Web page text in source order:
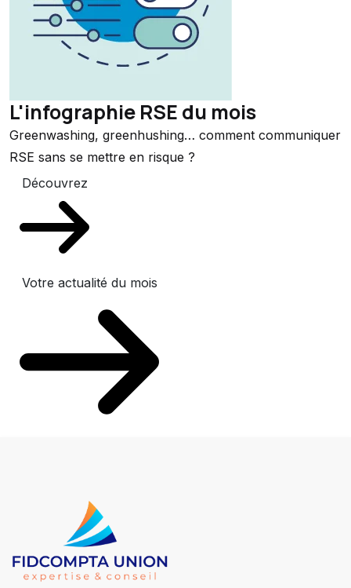
L'infographie RSE du mois
Greenwashing, greenhushing… comment communiquer
RSE sans se mettre en risque ?
Découvrez
Votre actualité du mois